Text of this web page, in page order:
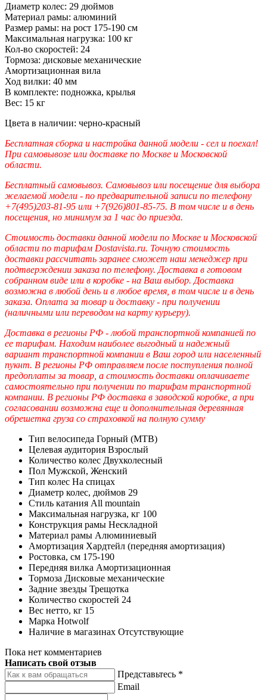
Диаметр колес: 29 дюймов
Материал рамы: алюминий
Размер рамы: на рост 175-190 см
Максимальная нагрузка: 100 кг
Кол-во скоростей: 24
Тормоза: дисковые механические
Амортизационная вила
Ход вилки: 40 мм
В комплекте: подножка, крылья
Вес: 15 кг
Цвета в наличии: черно-красный
Бесплатная сборка и настройка данной модели - сел и поехал!
При самовывозе или доставке по Москве и Московской
области.
Бесплатный самовывоз. Самовывоз или посещение для выбора
желаемой модели - по предварительной записи по телефону
+7(495)203-81-95 или +7(926)801-85-75. В том числе и в день
посещения, но минимум за 1 час до приезда.
Стоимость доставки данной модели по Москве и Московской
области по тарифам Dostavista.ru. Точную стоимость
доставки рассчитать заранее сможет наш менеджер при
подтверждении заказа по телефону. Доставка в готовом
собранном виде или в коробке - на Ваш выбор. Доставка
возможна в любой день и в любое время, в том числе и в день
заказа. Оплата за товар и доставку - при получении
(наличными или переводом на карту курьеру).
Доставка в регионы РФ - любой транспортной компанией по
ее тарифам. Находим наиболее выгодный и надежный
вариант транспортной компании в Ваш город или населенный
пукнт. В регионы РФ отправляем после поступления полной
предоплаты за товар, а стоимость доставки оплачиваете
самостоятельно при получении по тарифам транспортной
компании. В регионы РФ доставка в заводской коробке, а при
согласовании возможна еще и дополнительная деревянная
обрешетка груза со страховкой на полную сумму
Тип велосипеда Горный (MTB)
Целевая аудитория Взрослый
Количество колес Двухколесный
Пол Мужской, Женский
Тип колес На спицах
Диаметр колес, дюймов 29
Стиль катания All mountain
Максимальная нагрузка, кг 100
Конструкция рамы Нескладной
Материал рамы Алюминиевый
Амортизация Хардтейл (передняя амортизация)
Ростовка, см 175-190
Передняя вилка Амортизационная
Тормоза Дисковые механические
Задние звезды Трещотка
Количество скоростей 24
Вес нетто, кг 15
Марка Hotwolf
Наличие в магазинах Отсутствующие
Пока нет комментариев
Написать свой отзыв
Представьтесь *
Email